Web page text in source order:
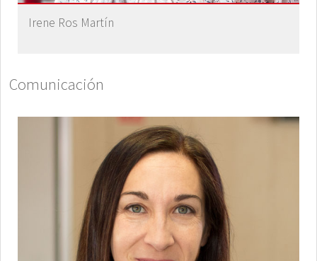
Irene Ros Martín
Comunicación